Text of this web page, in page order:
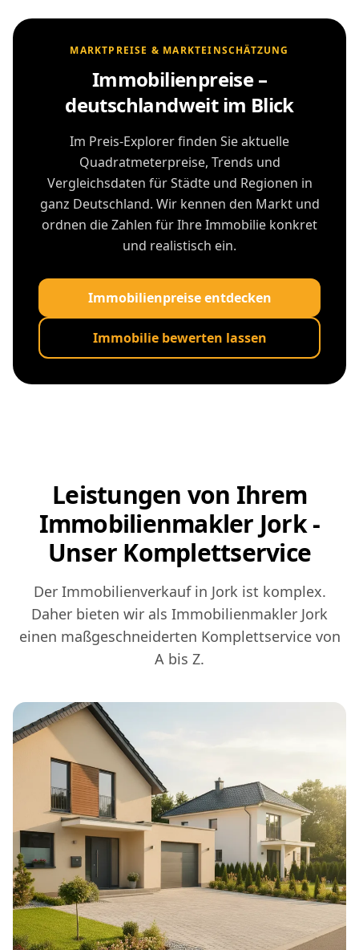
MARKTPREISE & MARKTEINSCHÄTZUNG
Immobilienpreise –
deutschlandweit im Blick
Im Preis-Explorer finden Sie aktuelle
Quadratmeterpreise, Trends und
Vergleichsdaten für Städte und Regionen in
ganz Deutschland. Wir kennen den Markt und
ordnen die Zahlen für Ihre Immobilie konkret
und realistisch ein.
Immobilienpreise entdecken
Immobilie bewerten lassen
Leistungen von Ihrem
Immobilienmakler Jork -
Unser Komplettservice
Der Immobilienverkauf in Jork ist komplex.
Daher bieten wir als Immobilienmakler Jork
einen maßgeschneiderten Komplettservice von
A bis Z.